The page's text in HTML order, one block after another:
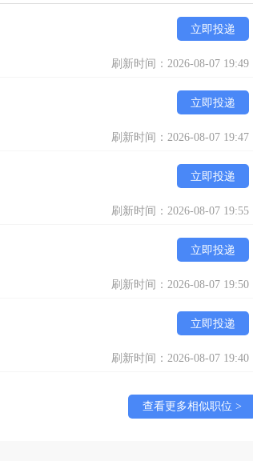
立即投递
刷新时间：2026-08-07 19:49
立即投递
刷新时间：2026-08-07 19:47
立即投递
刷新时间：2026-08-07 19:55
立即投递
刷新时间：2026-08-07 19:50
立即投递
刷新时间：2026-08-07 19:40
查看更多相似职位 >